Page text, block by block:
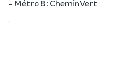
- Métro 8 : Chemin Vert